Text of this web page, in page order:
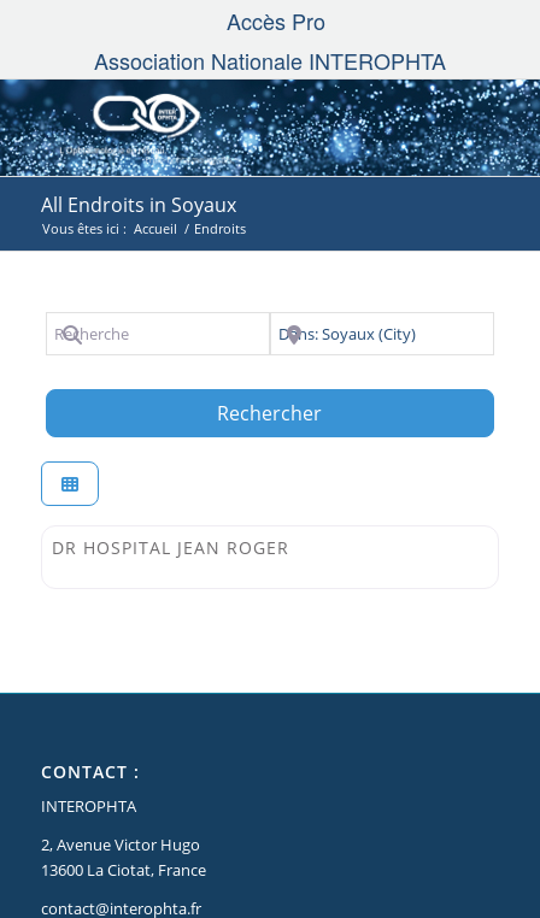
Accès Pro
Association Nationale INTEROPHTA
All Endroits in Soyaux
Vous êtes ici : Accueil / Endroits
Recherche Près de
RechercherSearch
Interophta
DR HOSPITAL JEAN ROGER
CONTACT :
INTEROPHTA
2, Avenue Victor Hugo
13600 La Ciotat, France
contact@interophta.fr